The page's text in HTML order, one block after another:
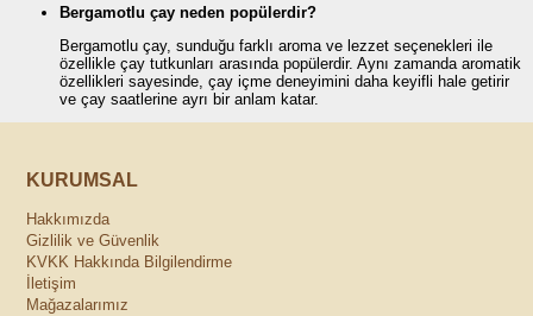
Bergamotlu çay neden popülerdir?
Bergamotlu çay, sunduğu farklı aroma ve lezzet seçenekleri ile
özellikle çay tutkunları arasında popülerdir. Aynı zamanda aromatik
özellikleri sayesinde, çay içme deneyimini daha keyifli hale getirir
ve çay saatlerine ayrı bir anlam katar.
KURUMSAL
Hakkımızda
Gizlilik ve Güvenlik
KVKK Hakkında Bilgilendirme
İletişim
Mağazalarımız